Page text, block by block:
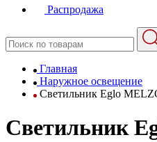
Распродажа
Главная
Наружное освещение
Светильник Eglo
Светильник